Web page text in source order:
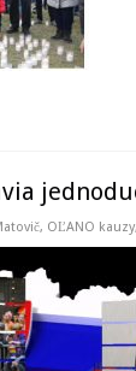
OĽANO kauzy,